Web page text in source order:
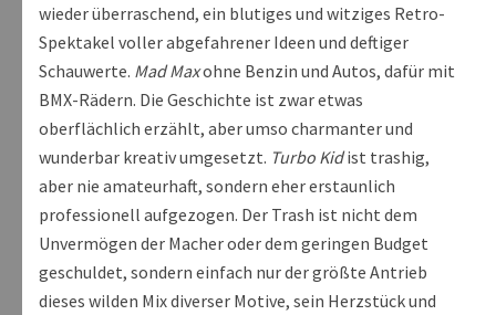
wieder überraschend, ein blutiges und witziges Retro-
Spektakel voller abgefahrener Ideen und deftiger
Schauwerte. Mad Maxohne Benzin und Autos, dafür mit
BMX-Rädern. Die Geschichte ist zwar etwas
oberflächlich erzählt, aber umso charmanter und
wunderbar kreativ umgesetzt. Turbo Kidist trashig,
aber nie amateurhaft, sondern eher erstaunlich
professionell aufgezogen. Der Trash ist nicht dem
Unvermögen der Macher oder dem geringen Budget
geschuldet, sondern einfach nur der größte Antrieb
dieses wilden Mix diverser Motive, sein Herzstück und